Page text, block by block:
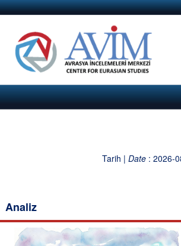
Tarih | Date: 2026-
Analiz